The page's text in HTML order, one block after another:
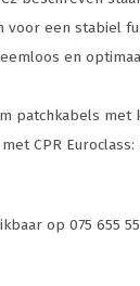
een stabiel
en
patchkabels
Euroclass:
op 075 655